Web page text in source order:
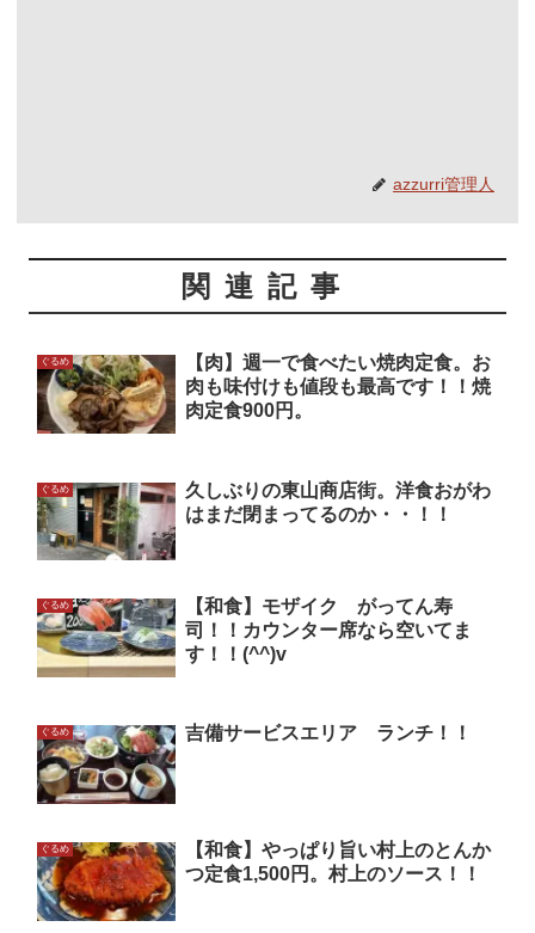
azzurri管理人
関連記事
ぐるめ
【肉】週一で食べたい焼肉定食。お
肉も味付けも値段も最高です！！焼
肉定食900円。
ぐるめ
久しぶりの東山商店街。洋食おがわ
はまだ閉まってるのか・・！！
ぐるめ
【和食】モザイク がってん寿
司！！カウンター席なら空いてま
す！！(^^)v
ぐるめ 吉備サービスエリア ランチ！！
ぐるめ
【和食】やっぱり旨い村上のとんか
つ定食1,500円。村上のソース！！